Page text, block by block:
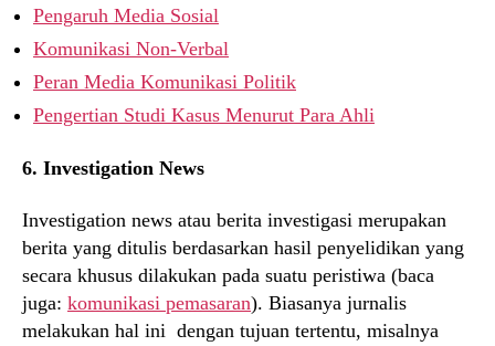
Pengaruh Media Sosial
Komunikasi Non-Verbal
Peran Media Komunikasi Politik
Pengertian Studi Kasus Menurut Para Ahli
6. Investigation News
Investigation news atau berita investigasi merupakan
berita yang ditulis berdasarkan hasil penyelidikan yang
secara khusus dilakukan pada suatu peristiwa (baca
juga: komunikasi pemasaran). Biasanya jurnalis
melakukan hal ini dengan tujuan tertentu, misalnya